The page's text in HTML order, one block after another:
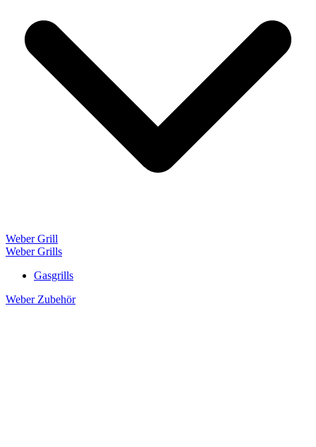
Weber Grill
Weber Grills
Gasgrills
Weber Zubehör